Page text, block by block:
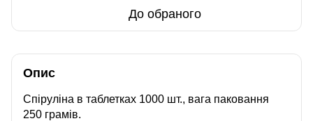
До обраного
Опис
Спіруліна в таблетках 1000 шт., вага паковання
250 грамів.